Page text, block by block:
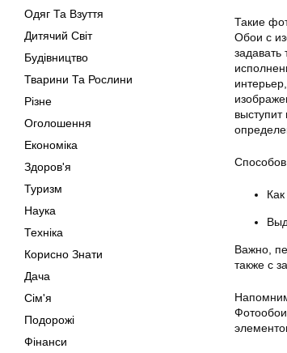
Одяг Та Взуття
Дитячий Світ
Будівництво
Тварини Та Рослини
Різне
Оголошення
Економіка
Здоров'я
Туризм
Наука
Техніка
Корисно Знати
Дача
Сім'я
Подорожі
Фінанси
Такие
Обои с
Важно,
также с
Фотообои